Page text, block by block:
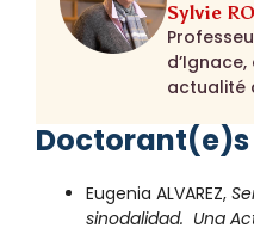
Sylvie
actualité
Doctorant(e)s
Eugenia ALVAREZ,
sinodalidad. Una